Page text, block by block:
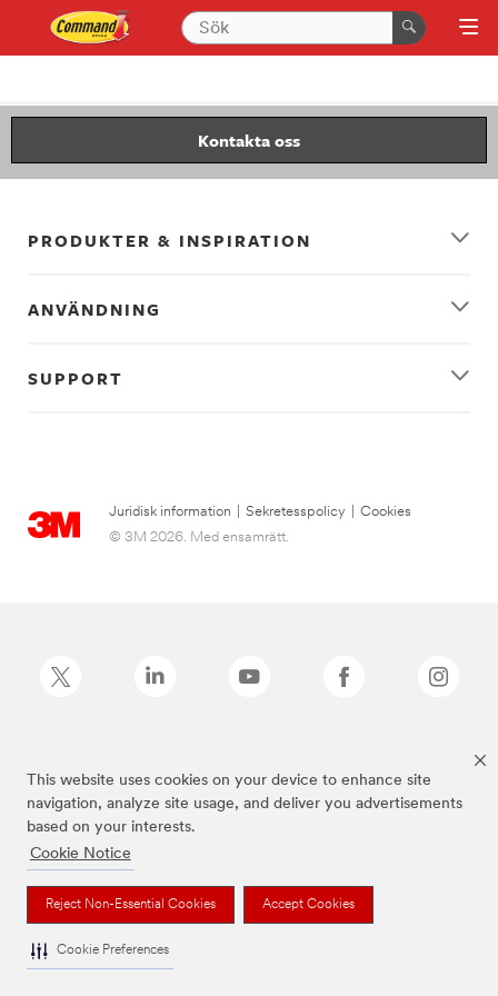
This website uses cookies on your device to enhance site
navigation, analyze site usage, and deliver you advertisements
based on your interests.
Cookie Notice
Reject Non-Essential Cookies Accept Cookies
Cookie Preferences
Kontakta oss
PRODUKTER & INSPIRATION
ANVÄNDNING
SUPPORT
Juridisk information Sekretesspolicy
Cookies
© 3M 2026. Med ensamrätt.